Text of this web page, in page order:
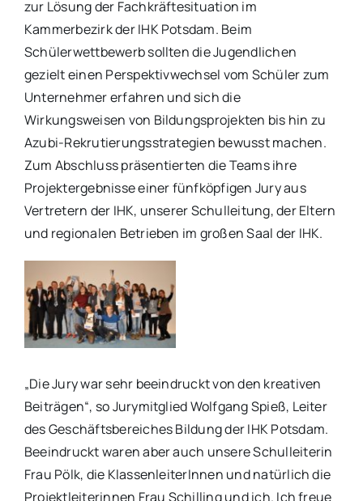
zur Lösung der Fachkräftesituation im
Kammerbezirk der IHK Potsdam. Beim
Schülerwettbewerb sollten die Jugendlichen
gezielt einen Perspektivwechsel vom Schüler zum
Unternehmer erfahren und sich die
Wirkungsweisen von Bildungsprojekten bis hin zu
Azubi-Rekrutierungsstrategien bewusst machen.
Zum Abschluss präsentierten die Teams ihre
Projektergebnisse einer fünfköpfigen Jury aus
Vertretern der IHK, unserer Schulleitung, der Eltern
und regionalen Betrieben im großen Saal der IHK.
„Die Jury war sehr beeindruckt von den kreativen
Beiträgen“, so Jurymitglied Wolfgang Spieß, Leiter
des Geschäftsbereiches Bildung der IHK Potsdam.
Beeindruckt waren aber auch unsere Schulleiterin
Frau Pölk, die KlassenleiterInnen und natürlich die
Projektleiterinnen Frau Schilling und ich. Ich freue